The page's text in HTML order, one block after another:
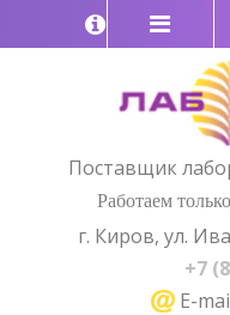
Поставщик
Работаем
г. Киров, ул.
+7
E-